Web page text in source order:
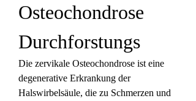
Osteochondrose
Durchforstungs
Die zervikale Osteochondrose ist eine
degenerative Erkrankung der
Halswirbelsäule, die zu Schmerzen und